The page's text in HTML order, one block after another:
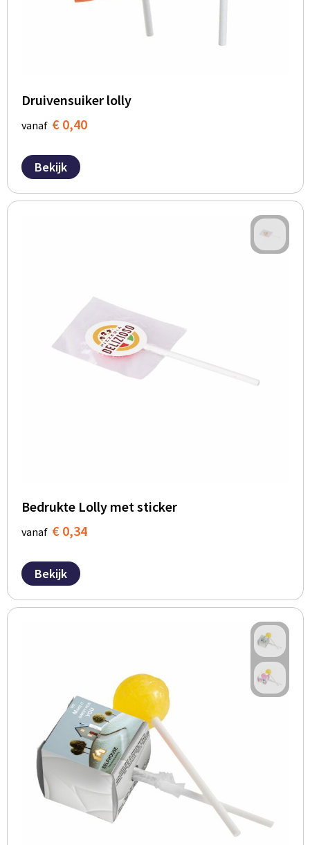
Druivensuiker lolly
vanaf € 0,40
Bekijk
Bedrukte Lolly met sticker
vanaf € 0,34
Bekijk